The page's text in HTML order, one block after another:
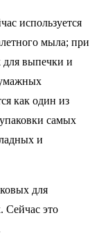
используется
мыла; при
для выпечки и
как один из
самых
и
для
Сейчас это